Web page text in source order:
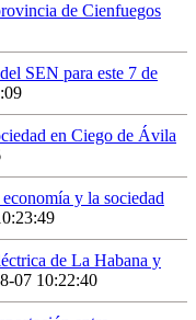
de Cienfuegos
SEN para este 7 de
en Ciego de Ávila
y la sociedad
de La Habana y
07 10:22:40